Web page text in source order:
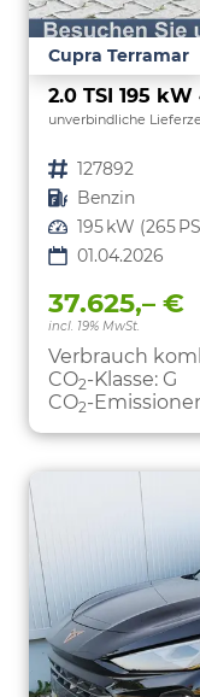
Cupra Terramar
unverbindliche
Fahrzeugnr. 127892
Kraftstoff Benzin
Leistung 195 kW (265
01.04.2026
37.625,– €
incl. 19% MwSt.
Verbrauch
CO2-Klasse: G
CO2-